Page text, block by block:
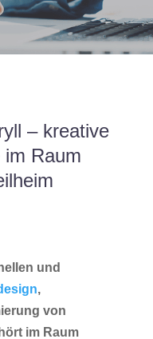
– kreative
Raum
und
,
von
im Raum